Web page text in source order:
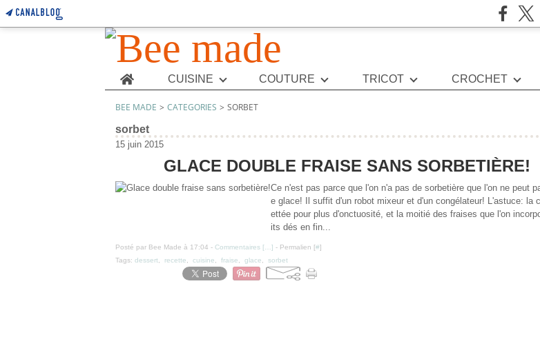
Home CUISINE COUTURE TRICOT CROCHET
BEE MADE > CATEGORIES > SORBET
sorbet
15 juin 2015
GLACE DOUBLE FRAISE SANS SORBETIÈRE!
Ce n'est pas parce que l'on n'a pas de sorbetière que l'on ne peut
e glace! Il suffit d'un robot mixeur et d'un congélateur! L'astuce: la
ettée pour plus d'onctuosité, et la moitié des fraises que l'on
its dés en fin...
Posté par Bee Made à 17:04 - Commentaires [ ] - Permalien [#]
Tags: dessert recette cuisine fraise glace sorbet